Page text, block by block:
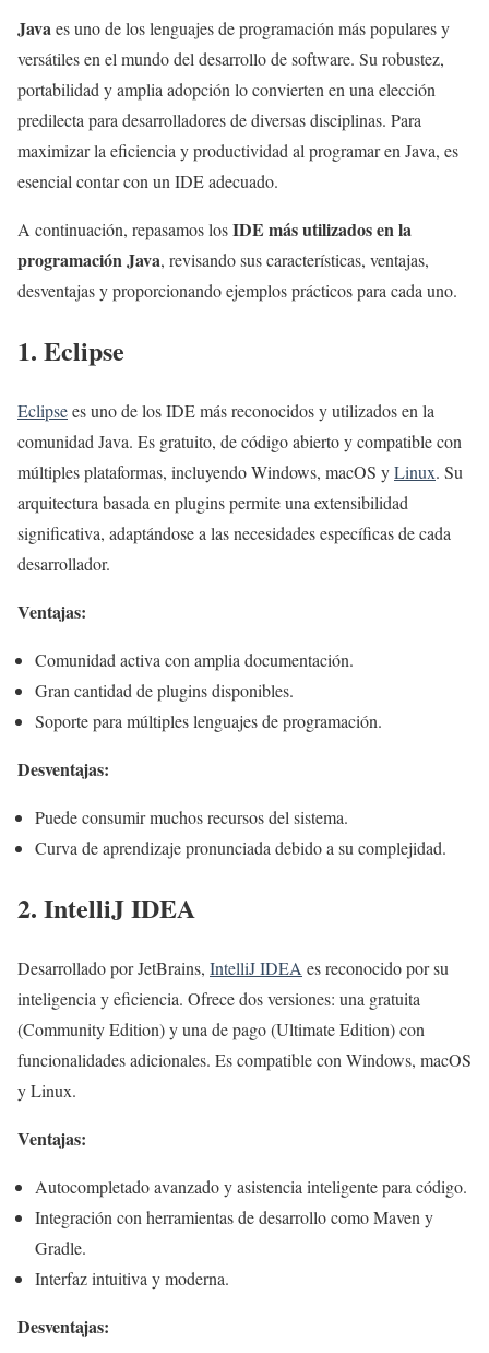
Javaes uno de los lenguajes de programación más populares y
versátiles en el mundo del desarrollo de software. Su robustez,
portabilidad y amplia adopción lo convierten en una elección
predilecta para desarrolladores de diversas disciplinas. Para
maximizar la eficiencia y productividad al programar en Java, es
esencial contar con un IDE adecuado.
A continuación, repasamos losIDE más utilizados en la
programación Java, revisando sus características, ventajas,
desventajas y proporcionando ejemplos prácticos para cada uno.
1. Eclipse
Eclipsees uno de los IDE más reconocidos y utilizados en la
comunidad Java. Es gratuito, de código abierto y compatible con
múltiples plataformas, incluyendo Windows, macOS yLinux. Su
arquitectura basada en plugins permite una extensibilidad
significativa, adaptándose a las necesidades específicas de cada
desarrollador.
Ventajas:
Comunidad activa con amplia documentación.
Gran cantidad de plugins disponibles.
Soporte para múltiples lenguajes de programación.
Desventajas:
Puede consumir muchos recursos del sistema.
Curva de aprendizaje pronunciada debido a su complejidad.
2. IntelliJ IDEA
Desarrollado por JetBrains, IntelliJ IDEA es reconocido por su
inteligencia y eficiencia. Ofrece dos versiones: una gratuita
(Community Edition) y una de pago (Ultimate Edition) con
funcionalidades adicionales. Es compatible con Windows, macOS
y Linux.
Ventajas:
Autocompletado avanzado y asistencia inteligente para código.
Integración con herramientas de desarrollo como Maven y
Gradle.
Interfaz intuitiva y moderna.
Desventajas: